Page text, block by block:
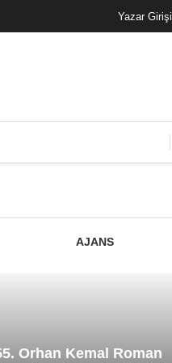
Yazar Girişi
AJANS
Orhan Kemal Roman